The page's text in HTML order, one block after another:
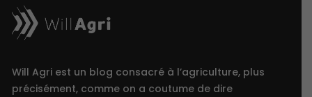
Will Agri est un blog consacré à l’agriculture, plus
précisément, comme on a coutume de dire